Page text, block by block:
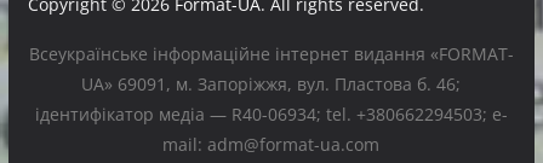
Всеукраїнське інформаційне інтернет видання «FORMAT-
UA» 69091, м. Запоріжжя, вул. Пластова б. 46;
ідентифікатор медіа — R40-06934; tel. +380662294503; e-
mail: adm@format-ua.com